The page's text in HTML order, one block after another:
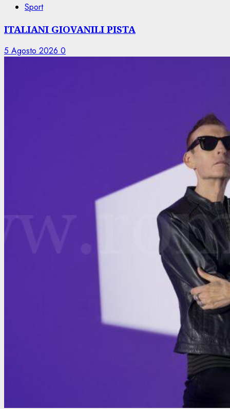
Sport
ITALIANI GIOVANILI PISTA
5 Agosto 2026 0